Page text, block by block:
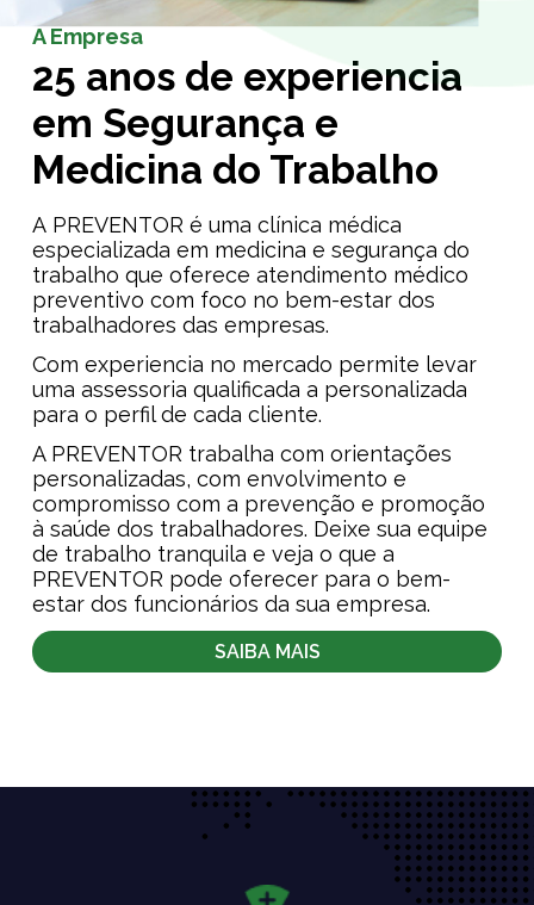
A Empresa
25 anos de experiencia
em Segurança e
Medicina do Trabalho
A PREVENTOR é uma clínica médica
especializada em medicina e segurança do
trabalho que oferece atendimento médico
preventivo com foco no bem-estar dos
trabalhadores das empresas.
Com experiencia no mercado permite levar
uma assessoria qualificada a personalizada
para o perfil de cada cliente.
A PREVENTOR trabalha com orientações
personalizadas, com envolvimento e
compromisso com a prevenção e promoção
à saúde dos trabalhadores. Deixe sua equipe
de trabalho tranquila e veja o que a
PREVENTOR pode oferecer para o bem-
estar dos funcionários da sua empresa.
SAIBA MAIS